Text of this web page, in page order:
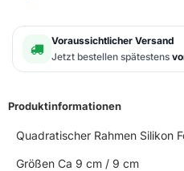
Voraussichtlicher Versand
Jetzt bestellen spätestens
Produktinformationen
Quadratischer Rahmen Silikon
Größen Ca 9 cm / 9 cm